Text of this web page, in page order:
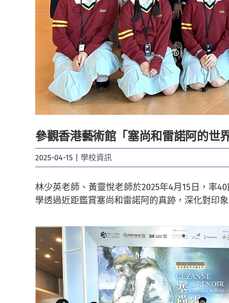
參觀香港藝術館「塞尚和雷諾阿的世
2025-04-15 學校資訊
林少英老師、黃靈悅老師於2025年4月15日，率
學透過近距鑑賞塞尚和雷諾阿的真跡，深化對印